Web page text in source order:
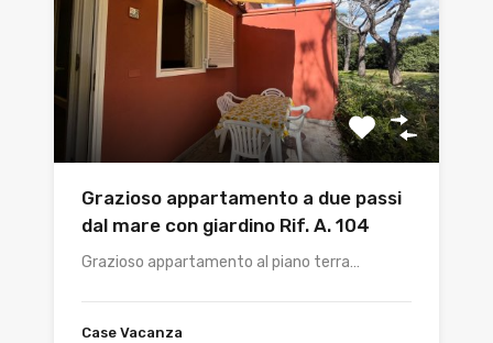
Grazioso appartamento a due passi
dal mare con giardino Rif. A. 104
Grazioso appartamento al piano terra…
Case Vacanza